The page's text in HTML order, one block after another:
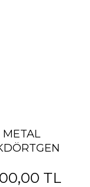
METAL
GÜMÜŞ TL